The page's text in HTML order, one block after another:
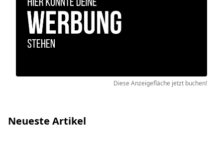
Diese Anzeigefläche jetzt buchen!
Neueste Artikel